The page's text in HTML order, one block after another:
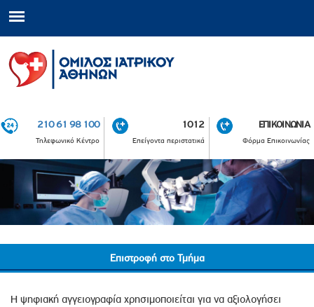
210 61 98 100
Τηλεφωνικό Κέντρο
1012
Επείγοντα περιστατικά
ΕΠΙΚΟΙΝΩΝΙΑ
Φόρμα Επικοινωνίας
Επιστροφή στο Τμήμα
Η ψηφιακή αγγειογραφία χρησιμοποιείται για να αξιολογήσει